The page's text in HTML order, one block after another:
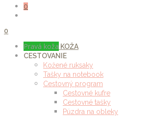
0
0
Pravá koža KOŽA
CESTOVANIE
Kožené ruksaky
Tašky na notebook
Cestovný program
Cestovné kufre
Cestovné tašky
Púzdra na obleky